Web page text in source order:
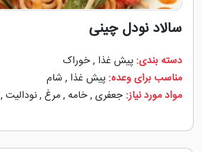
سالاد نودل چینی
دسته بندی: پیش غذا ,خوراک
مناسب برای وعده: پیش غذا , شام
مواد مورد نیاز: جعفری ,خامه ,مرغ ,نودالیت ,